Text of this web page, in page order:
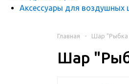
Аксессуары для воздушных
Главная - Шар "Рыбка
Шар